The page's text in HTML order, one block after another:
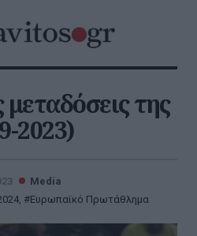
της
2023)
Media
, Ευρωπαϊκό Πρωτάθλημα